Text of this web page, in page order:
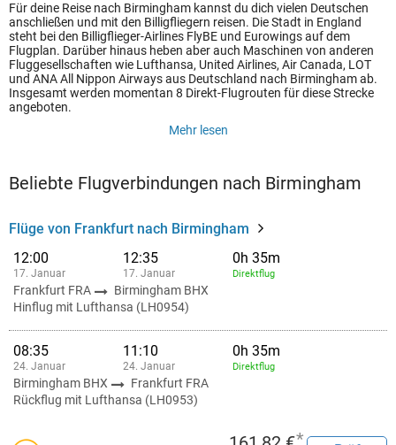
Für deine Reise nach Birmingham kannst du dich vielen Deutschen
anschließen und mit den Billigfliegern reisen. Die Stadt in England
steht bei den Billigflieger-Airlines FlyBE und Eurowings auf dem
Flugplan. Darüber hinaus heben aber auch Maschinen von anderen
Fluggesellschaften wie Lufthansa, United Airlines, Air Canada, LOT
und ANA All Nippon Airways aus Deutschland nach Birmingham ab.
Insgesamt werden momentan 8 Direkt-Flugrouten für diese Strecke
angeboten.
Mehr lesen
Beliebte Flugverbindungen nach Birmingham
Flüge von Frankfurt nach Birmingham
12:00
17. Januar
12:35
17. Januar
0h 35m
Direktflug
Frankfurt FRA
Birmingham BHX
Hinflug mit Lufthansa (LH0954)
08:35
24. Januar
11:10
24. Januar
0h 35m
Direktflug
Birmingham BHX
Frankfurt FRA
Rückflug mit Lufthansa (LH0953)
*